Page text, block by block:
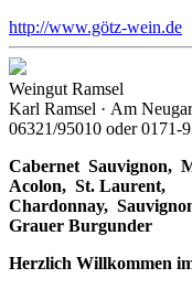
http://www.götz-wein.de
Weingut Ramsel
Karl Ramsel · Am
06321/95010 oder 0171-
Cabernet Sauvignon,
Acolon, St. Laurent,
Chardonnay,
Grauer Burgunder
Herzlich Willkommen